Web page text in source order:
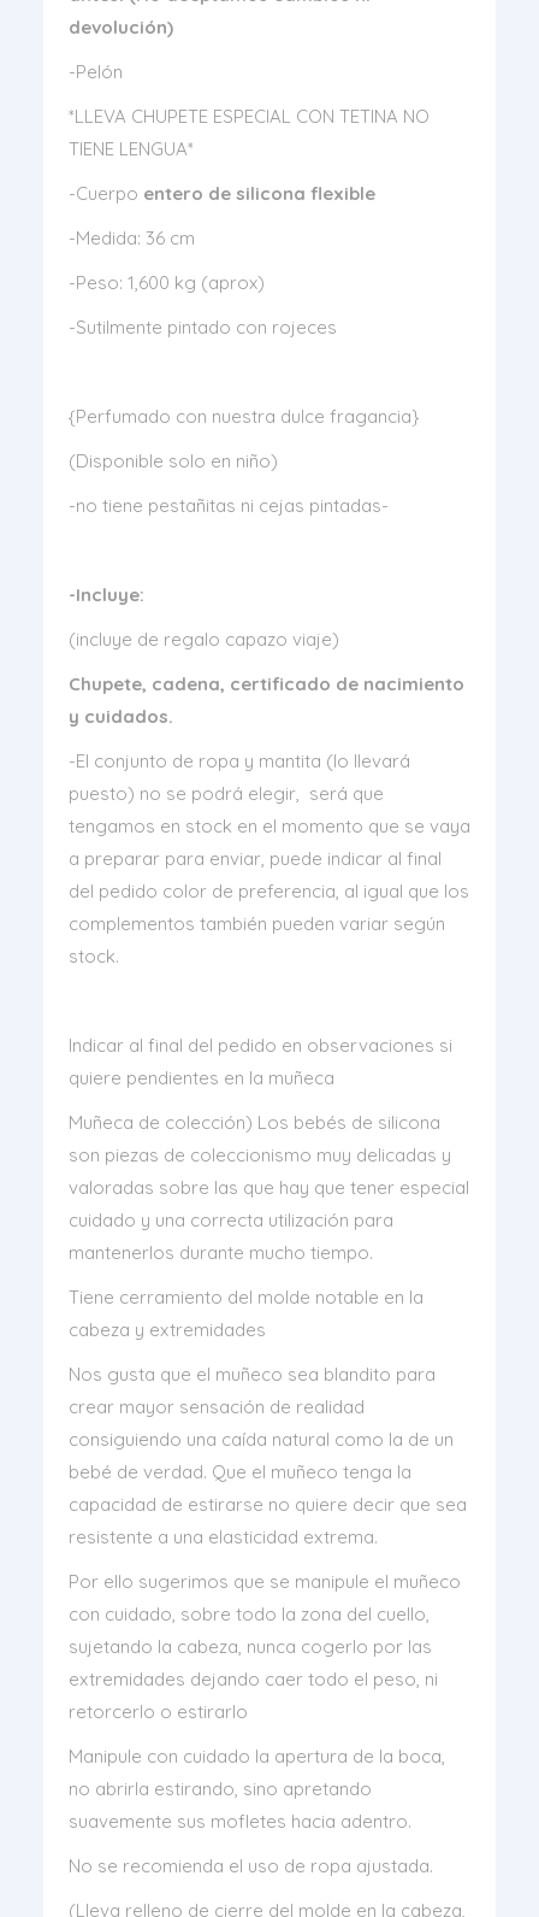
devolución)
-Pelón
*LLEVA CHUPETE ESPECIAL CON TETINA NO
TIENE LENGUA*
-Cuerpo entero de silicona flexible
-Medida: 36 cm
-Peso: 1,600 kg (aprox)
-Sutilmente pintado con rojeces
{Perfumado con nuestra dulce fragancia}
(Disponible solo en niño)
-no tiene pestañitas ni cejas pintadas-
-Incluye:
(incluye de regalo capazo viaje)
Chupete, cadena, certificado de nacimiento
y cuidados.
-El conjunto de ropa y mantita (lo llevará
puesto) no se podrá elegir, será que
tengamos en stock en el momento que se vaya
a preparar para enviar, puede indicar al final
del pedido color de preferencia, al igual que los
complementos también pueden variar según
stock.
Indicar al final del pedido en observaciones si
quiere pendientes en la muñeca
Muñeca de colección) Los bebés de silicona
son piezas de coleccionismo muy delicadas y
valoradas sobre las que hay que tener especial
cuidado y una correcta utilización para
mantenerlos durante mucho tiempo.
Tiene cerramiento del molde notable en la
cabeza y extremidades
Nos gusta que el muñeco sea blandito para
crear mayor sensación de realidad
consiguiendo una caída natural como la de un
bebé de verdad. Que el muñeco tenga la
capacidad de estirarse no quiere decir que sea
resistente a una elasticidad extrema.
Por ello sugerimos que se manipule el muñeco
con cuidado, sobre todo la zona del cuello,
sujetando la cabeza, nunca cogerlo por las
extremidades dejando caer todo el peso, ni
retorcerlo o estirarlo
Manipule con cuidado la apertura de la boca,
no abrirla estirando, sino apretando
suavemente sus mofletes hacia adentro.
No se recomienda el uso de ropa ajustada.
(Lleva relleno de cierre del molde en la cabeza,